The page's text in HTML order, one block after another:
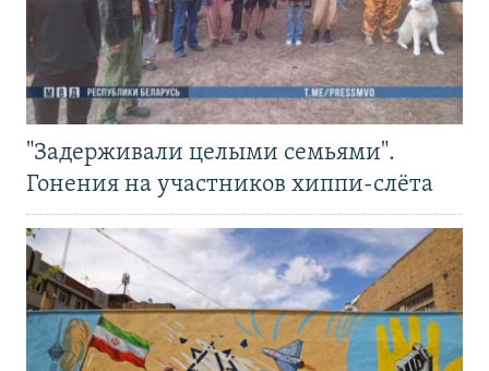
"Задерживали целыми семьями".
Гонения на участников хиппи-слёта